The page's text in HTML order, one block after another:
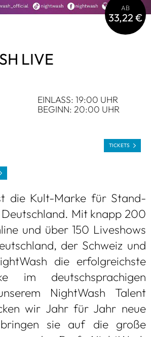
LIVE
EIN­LASS: 19:00 UHR
BEGINN: 20:00 UHR
AB
33,22 €
TICKETS
die Kult-Marke für Stand-
Mit knapp 200
und über 150 Live­shows
der Schweiz und
die erfolg­reichste
im deutsch­spra­chi­gen
Night­Wash Talent
wir Jahr für Jahr neue
sie auf die große